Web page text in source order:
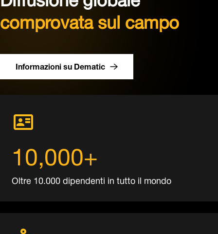
comprovata sul campo
Informazioni su Dematic
10,000+
Oltre 10.000 dipendenti in tutto il mondo